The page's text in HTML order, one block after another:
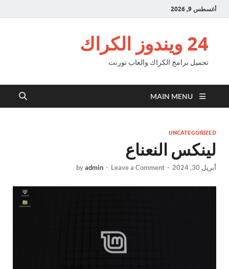
أغسطس 9, 2026
24 ويندوز الكراك
تحميل برامج الكراك والعاب تورنت
MAIN MENU
UNCATEGORIZED
لينكس النعناع
أبريل 30, 2024 -
byadmin - Leave a Comment